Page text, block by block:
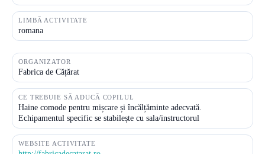
LIMBĂ ACTIVITATE
romana
ORGANIZATOR
Fabrica de Cățărat
CE TREBUIE SĂ ADUCĂ COPILUL
Haine comode pentru mișcare și încălțăminte adecvată.
Echipamentul specific se stabilește cu sala/instructorul
WEBSITE ACTIVITATE